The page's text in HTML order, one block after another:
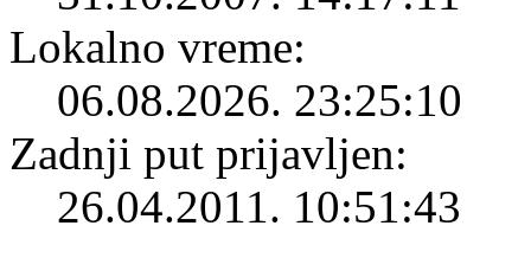
Lokalno vreme:
06.08.2026. 23:25:10
Zadnji put prijavljen:
26.04.2011. 10:51:43